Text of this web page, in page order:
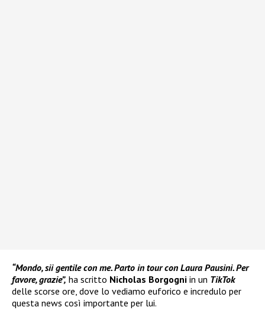
“Mondo, sii gentile con me. Parto in tour con Laura Pausini. Per
favore, grazie”, ha scritto Nicholas Borgogni in un TikTok
delle scorse ore, dove lo vediamo euforico e incredulo per
questa news così importante per lui.